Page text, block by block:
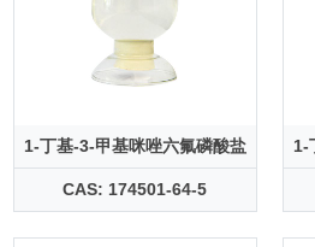
1-丁基-3-甲基咪唑六氟磷酸盐
CAS: 174501-64-5
1-